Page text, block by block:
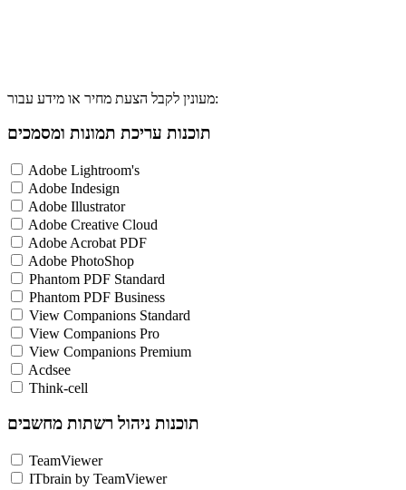
מעונין לקבל הצעת מחיר או מידע עבור:
תוכנות עריכת תמונות ומסמכים
Adobe Lightroom's
Adobe Indesign
Adobe Illustrator
Adobe Creative Cloud
Adobe Acrobat PDF
Adobe PhotoShop
Phantom PDF Standard
Phantom PDF Business
View Companions Standard
View Companions Pro
View Companions Premium
Acdsee
Think-cell
תוכנות ניהול רשתות מחשבים
TeamViewer
ITbrain by TeamViewer